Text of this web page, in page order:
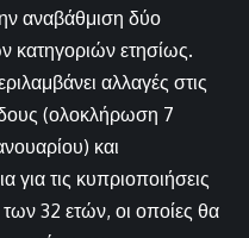
αναβάθμιση δύο
κατηγοριών ετησίως.
αλλαγές στις
(ολοκλήρωση 7
και
για τις κυπριοποιήσεις
32 ετών, οι οποίες θα